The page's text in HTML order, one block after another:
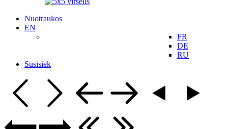
Nuotraukos
EN
FR
DE
RU
Susisiek